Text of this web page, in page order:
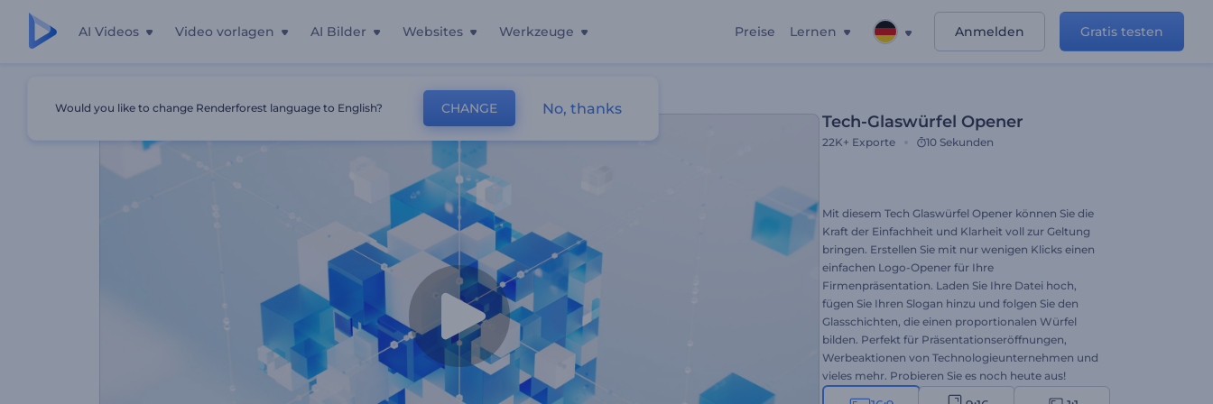
AI Videos Video vorlagen AI Bilder Websites Werkzeuge Preise Lernen Anmelden Gratis testen
Tech-Glaswürfel Opener
22K+ Exporte 10 Sekunden
Mit diesem Tech Glaswürfel Opener können Sie die
Kraft der Einfachheit und Klarheit voll zur Geltung
bringen. Erstellen Sie mit nur wenigen Klicks einen
einfachen Logo-Opener für Ihre
Firmenpräsentation. Laden Sie Ihre Datei hoch,
fügen Sie Ihren Slogan hinzu und folgen Sie den
Glasschichten, die einen proportionalen Würfel
bilden. Perfekt für Präsentationseröffnungen,
Werbeaktionen von Technologieunternehmen und
vieles mehr. Probieren Sie es noch heute aus!
Would you like to change Renderforest language to English? CHANGE No, thanks